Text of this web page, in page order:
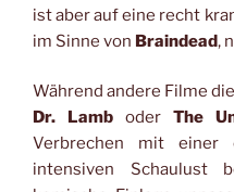
ist aber auf eine recht
im Sinne von Braindead,
Während andere Filme
Dr. Lamb oder The
Verbrechen mit einer
intensiven Schaulust